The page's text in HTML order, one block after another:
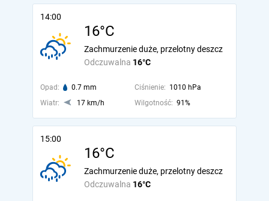
14:00
16°C
Odczuwalna 16°C
Zachmurzenie duże, przelotny deszcz
Opad: 0.7 mm Ciśnienie: 1010 hPa
Wiatr:
17 km/h Wilgotność: 91%
15:00
16°C
Odczuwalna 16°C
Zachmurzenie duże, przelotny deszcz